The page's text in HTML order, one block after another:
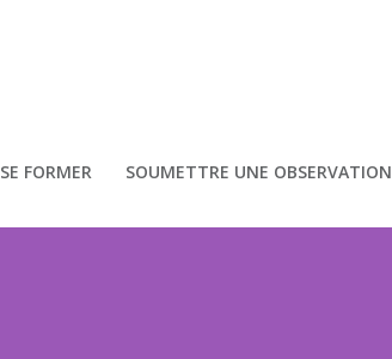
SE FORMER SOUMETTRE UNE OBSERVATION